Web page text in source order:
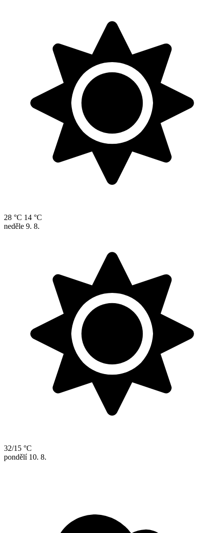
28 °C 14 °C
neděle 9. 8.
32/15 °C
pondělí 10. 8.